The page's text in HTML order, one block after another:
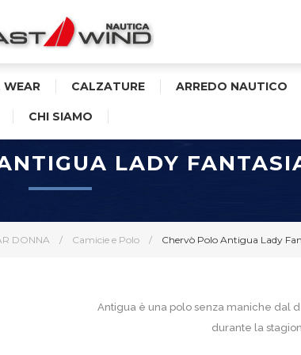
WEAR CALZATURE ARREDO NAUTICO
CHI SIAMO
DONNA / Camicie e Polo / Chervò Polo Antigua Lady
LADY
Antigua è una polo senza maniche dal
durante la